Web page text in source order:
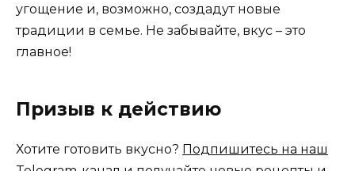
угощение и, возможно, создадут новые
традиции в семье. Не забывайте, вкус – это
главное!
Призыв к действию
Хотите готовить вкусно? Подпишитесь на наш